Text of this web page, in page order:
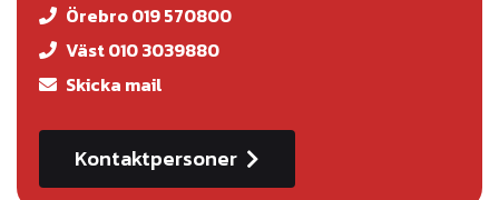
Örebro 019 570800
Väst 010 3039880
Skicka mail
Kontaktpersoner